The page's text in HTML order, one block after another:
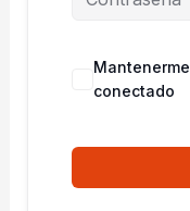
Mantenerme
conectado